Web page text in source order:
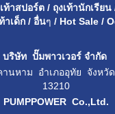
ท้าสปอร์ต / ถุงเท้านักเรียน
าเด็ก / อื่นๆ / Hot Sale / O
บริษัท ปั๊มพาวเวอร์ จำกัด
นหาม อำเภออุทัย จังหวั
13210
PUMPPOWER Co.,Ltd.